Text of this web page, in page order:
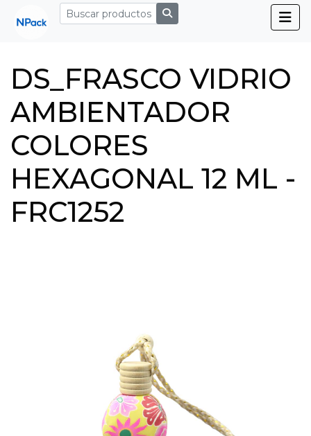
DS_FRASCO VIDRIO
AMBIENTADOR
COLORES
HEXAGONAL 12 ML -
FRC1252